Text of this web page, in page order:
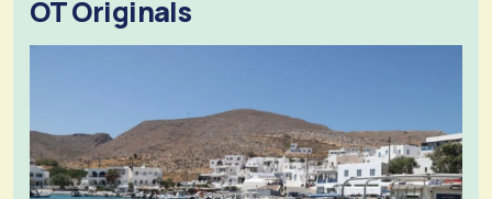
OT Originals